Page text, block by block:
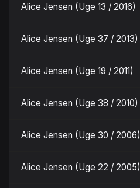
Alice Jensen (Uge 13 / 2016)
Alice Jensen (Uge 37 / 2013)
Alice Jensen (Uge 19 / 2011)
Alice Jensen (Uge 38 / 2010)
Alice Jensen (Uge 30 / 2006)
Alice Jensen (Uge 22 / 2005)